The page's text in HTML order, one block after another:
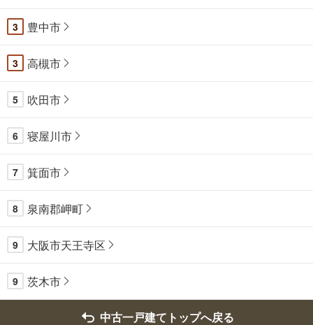
3 豊中市
3 高槻市
5 吹田市
6 寝屋川市
7 箕面市
8 泉南郡岬町
9 大阪市天王寺区
9 茨木市
中古一戸建てトップへ戻る